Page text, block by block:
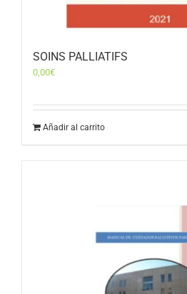
SOINS PALLIATIFS
0,00€
Añadir al carrito